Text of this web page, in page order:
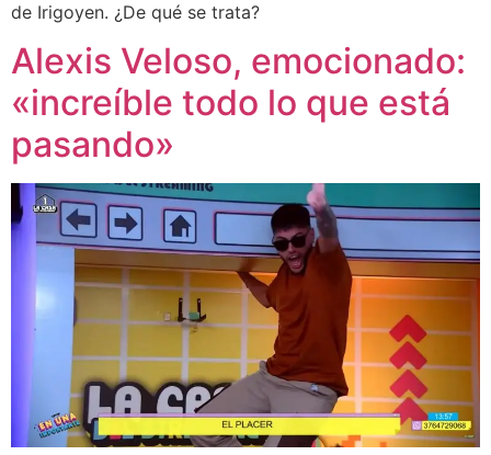
de Irigoyen. ¿De qué se trata?
Alexis Veloso, emocionado:
«increíble todo lo que está
pasando»